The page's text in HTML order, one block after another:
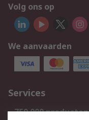
Volg ons op
We aanvaarden
Services
750.000 producten